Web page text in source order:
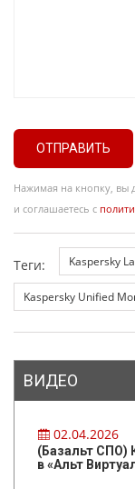
ОТПРАВИТЬ
Нажимая на кнопку, вы
и соглашаетесь с
Теги: Kaspersky
Kaspersky Unified
ВИДЕО
02.04.2026
(Базальт СПО)
в «Альт